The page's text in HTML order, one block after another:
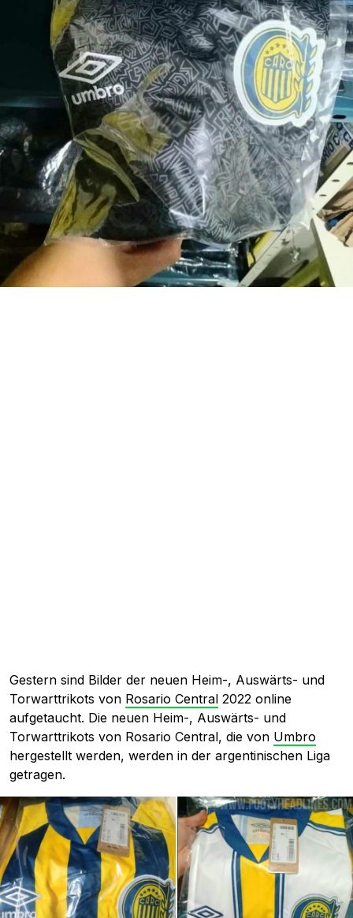
Gestern sind Bilder der neuen Heim-, Auswärts- und
Torwarttrikots von Rosario Central 2022 online
aufgetaucht. Die neuen Heim-, Auswärts- und
Torwarttrikots von Rosario Central, die von Umbro
hergestellt werden, werden in der argentinischen Liga
getragen.